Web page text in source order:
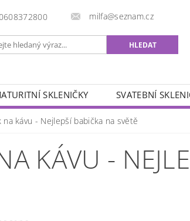
milfa@seznam.cz
SKLENIČKY SVATEBNÍ
ZVĚROKRUH SADY SKLENIČEK
na kávu - Nejlepší babička na světě
KÁVU -